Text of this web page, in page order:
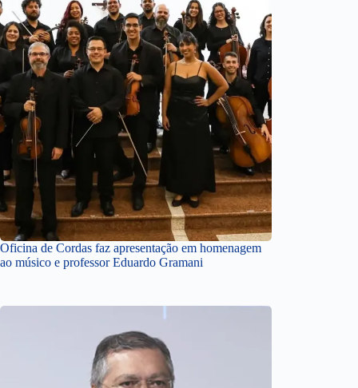
Oficina de Cordas faz apresentação em homenagem
ao músico e professor Eduardo Gramani